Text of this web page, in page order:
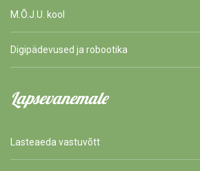
M.Õ.J.U. kool
Digipädevused ja robootika
Lapsevanemale
Lasteaeda vastuvõtt